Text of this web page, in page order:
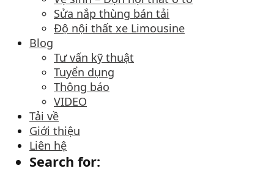
Sửa nắp thùng bán tải
Độ nội thất xe Limousine
Blog
Tư vấn kỹ thuật
Tuyển dụng
Thông báo
VIDEO
Tải về
Giới thiệu
Liên hệ
Search for: